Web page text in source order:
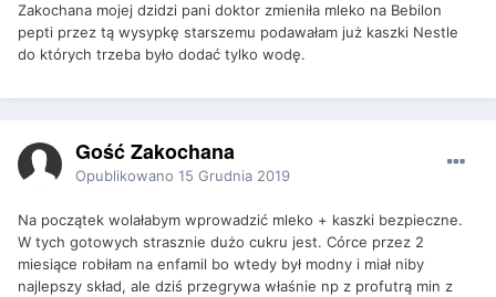
Zakochana mojej dzidzi pani doktor zmieniła mleko na Bebilon
pepti przez tą wysypkę starszemu podawałam już kaszki Nestle
do których trzeba było dodać tylko wodę.
Gość Zakochana
Opublikowano 15 Grudnia 2019
Na początek wolałabym wprowadzić mleko + kaszki bezpieczne.
W tych gotowych strasznie dużo cukru jest. Córce przez 2
miesiące robiłam na enfamil bo wtedy był modny i miał niby
najlepszy skład, ale dziś przegrywa właśnie np z profutrą min z